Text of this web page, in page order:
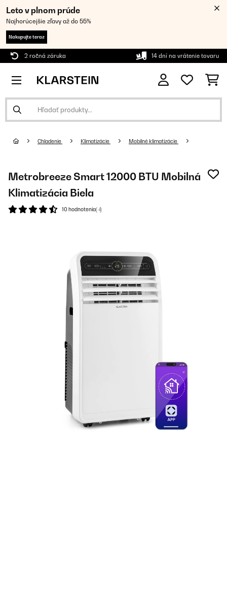
Leto v plnom prúde
Najhorúcejšie zľavy až do 55%
Nakupujte teraz
2 ročná záruka 14 dní na vrátenie tovaru
Chladenie Klimatizácie Mobilné klimatizácie
Metrobreeze Smart 12000 BTU Mobilná
Klimatizácia Biela
10 hodnotenia(-í)